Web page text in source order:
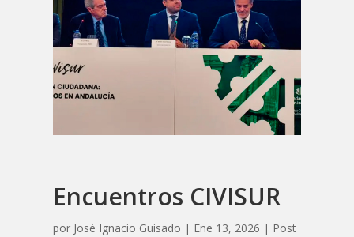
Encuentros CIVISUR
por José Ignacio Guisado | Ene 13, 2026 | Post